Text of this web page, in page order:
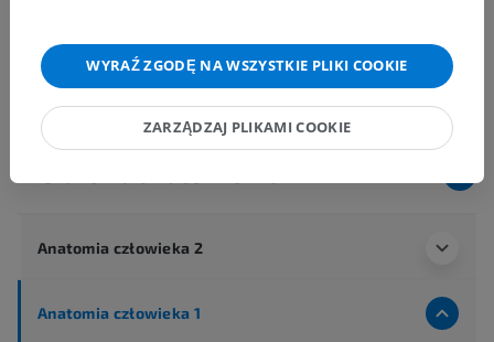
Anatomia człowieka 2
Anatomia człowieka 1
WYRAŹ ZGODĘ NA WSZYSTKIE PLIKI COOKIE
ZARZĄDZAJ PLIKAMI COOKIE